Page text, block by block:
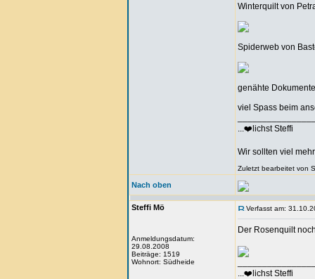
Winterquilt von
Spiderweb von
genähte
viel Spass beim
...❤️lichst Steffi
Wir sollten viel
Zuletzt bearbeitet von
Nach oben
Steffi Mö
Anmeldungsdatum:
29.08.2008
Beiträge: 1519
Wohnort: Südheide
Verfasst am:
Der Rosenquilt
...❤️lichst Steffi